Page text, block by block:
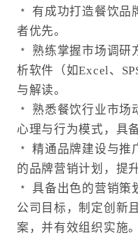
﹡ 有成功打造餐饮品
者优先。
﹡ 熟练掌握市场调
析软件（如Excel、
与解读。
﹡ 熟悉餐饮行业市
心理与行为模式，具
﹡ 精通品牌建设与
的品牌营销计划，提
﹡ 具备出色的营销
公司目标，制定创新
案，并有效组织实施。